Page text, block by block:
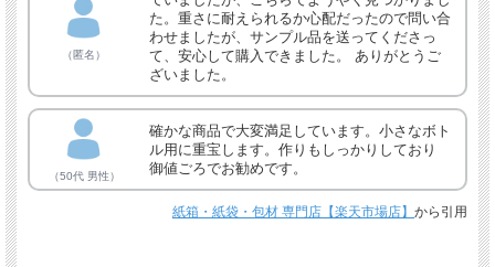
（匿名）
た。重さに耐えられるか心配だったので問い合
わせましたが、サンプル品を送ってくださっ
て、安心して購入できました。 ありがとうご
ざいました。
（50代 男性）
確かな商品で大変満足しています。小さなボト
ル用に重宝します。作りもしっかりしており
御値ごろでお勧めです。
紙箱・紙袋・包材 専門店【楽天市場店】 から引用